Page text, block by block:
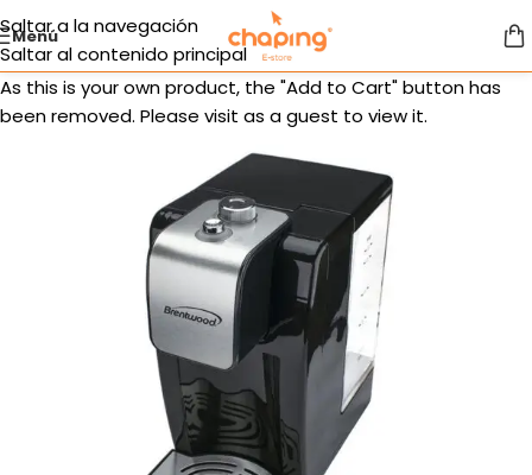
Saltar a la navegación
Saltar al contenido principal
Menú
As this is your own product, the "Add to Cart" button has
been removed. Please visit as a guest to view it.